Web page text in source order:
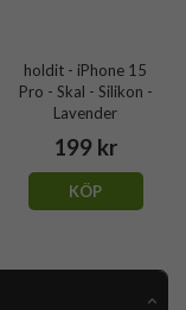
holdit - iPhone 15
Pro - Skal - Silikon -
Lavender
199 kr
KÖP